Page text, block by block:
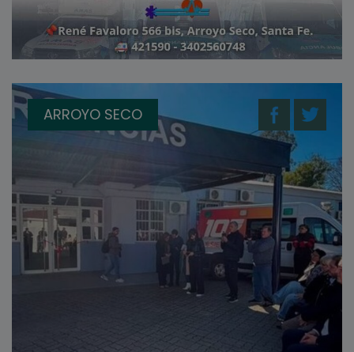
ARROYO SECO